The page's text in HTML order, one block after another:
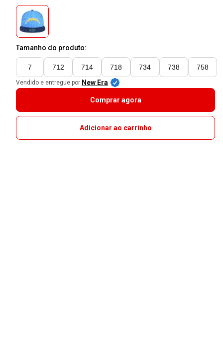
Tamanho do produto:
7 712 714 718 734 738 758
Vendido e entregue por New Era
Comprar agora
Adicionar ao carrinho